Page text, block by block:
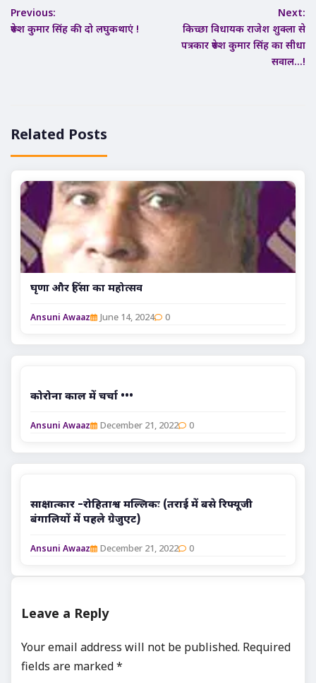
navigation
Previous:
रूपेश कुमार सिंह की दो लघुकथाएं !
Next:
किच्छा विधायक राजेश शुक्ला से
पत्रकार रूपेश कुमार सिंह का सीधा
सवाल…!
Related Posts
घृणा और हिंसा का महोत्सव
Ansuni Awaaz June 14, 2024 0
कोरोना काल में चर्चा •••
Ansuni Awaaz December 21, 2022 0
साक्षात्कार –रोहिताश्व मल्लिकः (तराई में बसे रिफ्यूजी
बंगालियों में पहले ग्रेजुएट)
Ansuni Awaaz December 21, 2022 0
Leave a Reply
Your email address will not be published. Required
fields are marked*